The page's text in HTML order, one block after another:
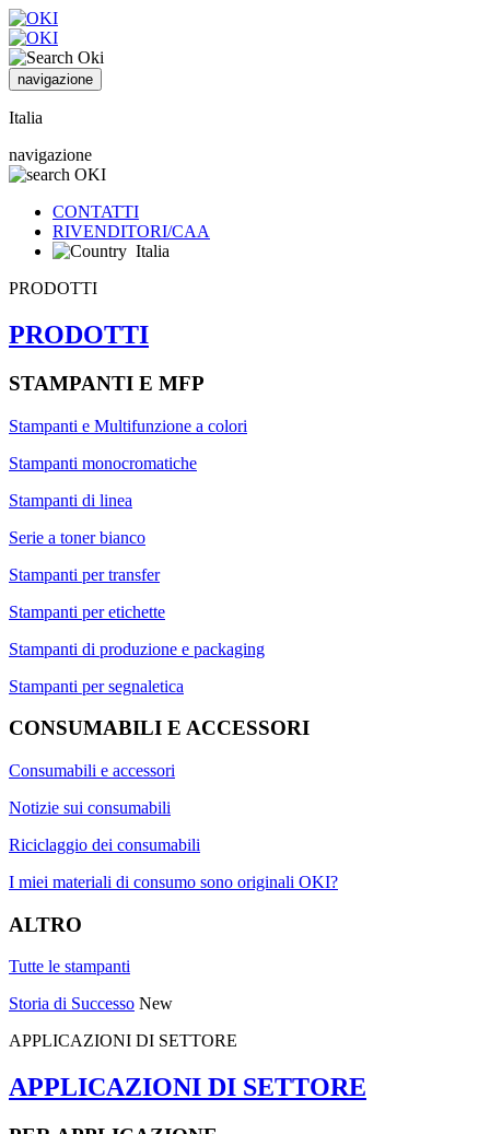
navigazione
Italia
navigazione
CONTATTI
RIVENDITORI/CAA
Italia
PRODOTTI
PRODOTTI
STAMPANTI E MFP
Stampanti e Multifunzione a colori
Stampanti monocromatiche
Stampanti di linea
Serie a toner bianco
Stampanti per transfer
Stampanti per etichette
Stampanti di produzione e packaging
Stampanti per segnaletica
CONSUMABILI E ACCESSORI
Consumabili e accessori
Notizie sui consumabili
Riciclaggio dei consumabili
I miei materiali di consumo sono originali OKI?
ALTRO
Tutte le stampanti
Storia di Successo New
APPLICAZIONI DI SETTORE
APPLICAZIONI DI SETTORE